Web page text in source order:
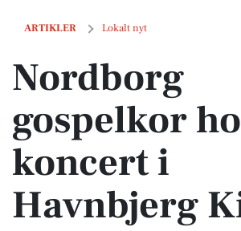
ARTIKLER Lokalt nyt
Nordborg gospelkor holder koncert i
Nordborg
gospelkor
koncert i
Havnbjerg